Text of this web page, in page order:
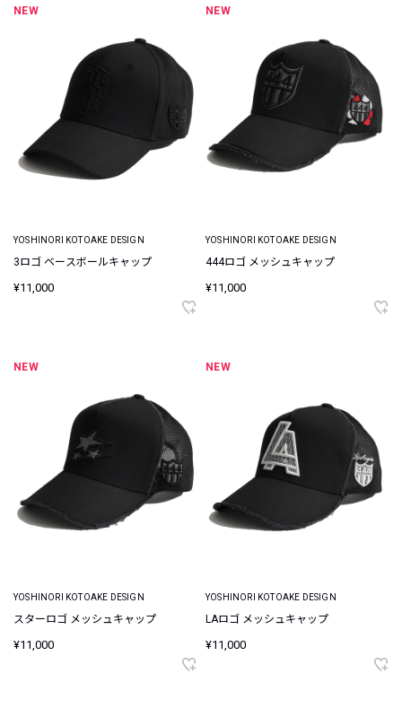
NEW
YOSHINORI KOTOAKE DESIGN
3ロゴ ベースボールキャップ
¥11,000
NEW
YOSHINORI KOTOAKE DESIGN
444ロゴ メッシュキャップ
¥11,000
NEW
YOSHINORI KOTOAKE DESIGN
スターロゴ メッシュキャップ
¥11,000
NEW
YOSHINORI KOTOAKE DESIGN
LAロゴ メッシュキャップ
¥11,000